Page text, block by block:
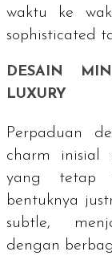
waktu ke
sophisticated
DESAIN
LUXURY
Perpaduan
charm inisial
yang tetap
bentuknya
subtle,
dengan